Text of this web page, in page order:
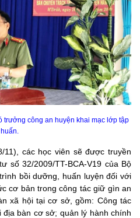
trưởng công an huyện khai mạc lớp tập
huấn.
11), các học viên sẽ được truyền
số 32/2009/TT-BCA-V19 của Bộ
bồi dưỡng, huấn luyện đối với
cơ bản trong công tác giữ gìn an
xã hội tại cơ sở, gồm: Công tác
bàn cơ sở; quản lý hành chính